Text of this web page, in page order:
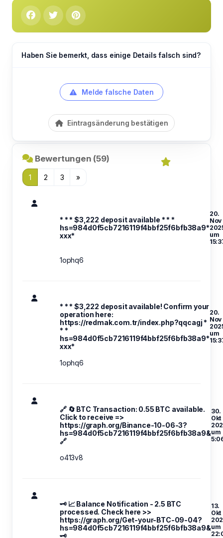
Haben Sie bemerkt, dass einige Details falsch sind?
Melde falsche Daten
Eintragsänderung bestätigen
Bewertungen (59)
1 2 3 »
* * * $3,222 deposit available * * *
hs=984d0f5cb7216119f4bbf25f6bfb38a9*
ххх*
20.
Nov
um
1ophq6
* * * $3,222 deposit available! Confirm your
operation here:
https://redmak.com.tr/index.php?qqcagj *
* *
hs=984d0f5cb7216119f4bbf25f6bfb38a9*
ххх*
20.
Nov
um
1ophq6
🔗 🔄 BTC Transaction: 0.55 BTC available.
Click to receive =>
https://graph.org/Binance-10-06-3?
hs=984d0f5cb7216119f4bbf25f6bfb38a9&
🔗
30.
Okt
um
o413v8
🗝 📈 Balance Notification - 2.5 BTC
processed. Check here >>
https://graph.org/Get-your-BTC-09-04?
hs=984d0f5cb7216119f4bbf25f6bfb38a9&
🗝
13.
Okt
um